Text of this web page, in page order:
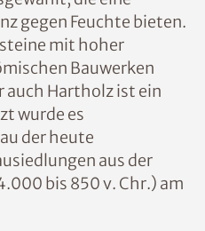
gegen Feuchte bieten.
mit hoher
Bauwerken
auch Hartholz ist ein
wurde es
der heute
aus der
bis 850 v. Chr.) am